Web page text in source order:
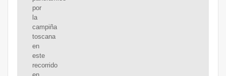
por
la
campiña
toscana
en
este
recorrido